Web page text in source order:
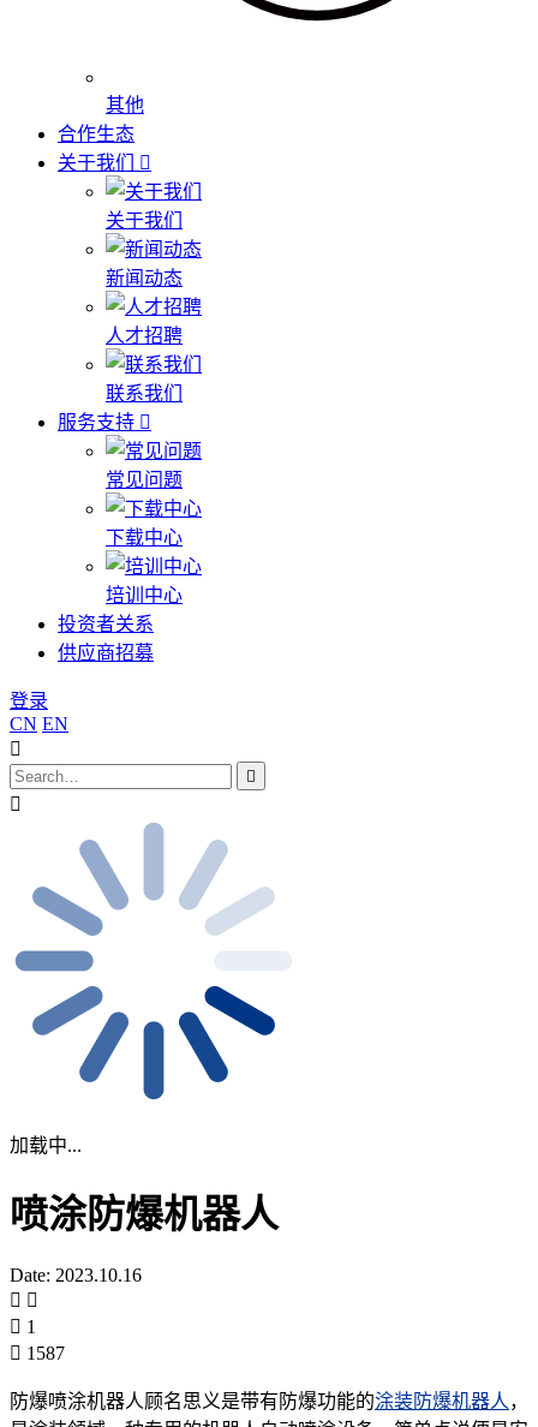
其他
合作生态
关于我们
关于我们
新闻动态
人才招聘
联系我们
服务支持
常见问题
下载中心
培训中心
投资者关系
供应商招募
登录
CN EN
加载中...
喷涂防爆机器人
Date: 2023.10.16
1
1587
防爆喷涂机器人顾名思义是带有防爆功能的涂装防爆机器人 ，